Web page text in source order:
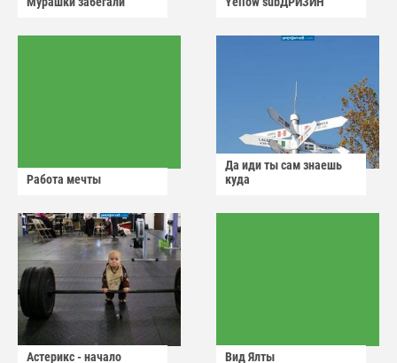
Работа мечты
Да иди ты сам знаешь
куда
Астерикс - начало Вид Ялты